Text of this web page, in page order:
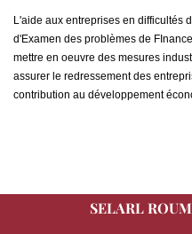
L'aide aux entreprises en difficultés
d'Examen des problèmes de
mettre en oeuvre des mesures
assurer le redressement des
contribution au développement
SELARL